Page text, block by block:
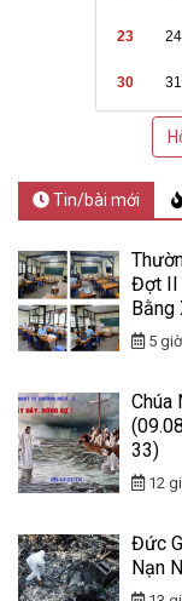
23 24
30 31
Tin/bài mới
Đợt II
Bằng
5
Chúa
33)
12
Đức
Nạn